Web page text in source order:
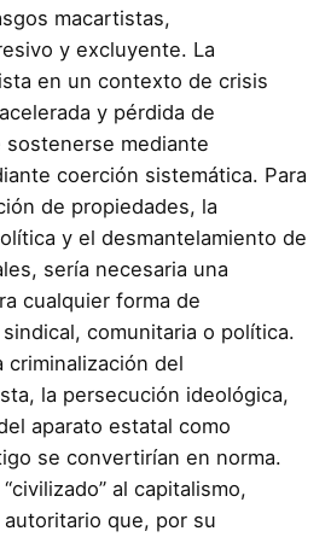
macartistas,
y excluyente. La
en un contexto de crisis
y pérdida de
mediante
coerción sistemática. Para
de propiedades, la
y el desmantelamiento de
sería necesaria una
cualquier forma de
comunitaria o política.
criminalización del
la persecución ideológica,
aparato estatal como
se convertirían en norma.
al capitalismo,
que, por su